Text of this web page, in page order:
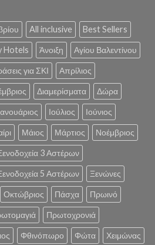
All inclusive Best Sellers
Hotels Άνοιξη Αγίου Βαλεντίνου
για ΣΚΙ Απρίλιος
Διαμερίσματα Δώρα
Ιούλιος Ιούνιος
Μάιος Μάρτιος Νοέμβριος
3 Αστέρων
5 Αστέρων Ξενώνες
Οκτώβριος Πάσχα Πρωινό
Πρωτοχρονιά
Φθινόπωρο Φώτα Χειμώνας